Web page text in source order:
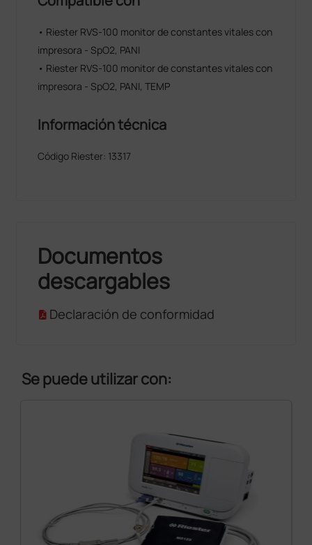
• Riester RVS-100 monitor de constantes vitales con
impresora - SpO2, PANI
• Riester RVS-100 monitor de constantes vitales con
impresora - SpO2, PANI, TEMP
Información técnica
Código Riester: 13317
Documentos
descargables
Declaración de conformidad
Se puede utilizar con: